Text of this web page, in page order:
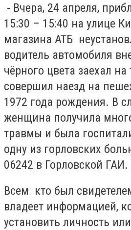
- Вчера, 24 апреля,
15:30 – 15:40 на улице
магазина АТБ
водитель автомобиля
чёрного цвета заехал на
совершил наезд на
1972 года рождения. В
женщина получила
травмы и была
одну из горловских
06242 в Горловской ГАИ.
Всем кто был
владеет информацией,
установить личность или